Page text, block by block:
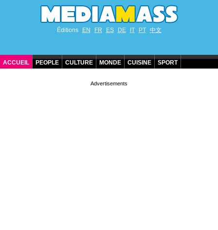
Éditions EN FR ES DE IT PT 中文
ACCUEIL PEOPLE CULTURE MONDE CUISINE SPORT